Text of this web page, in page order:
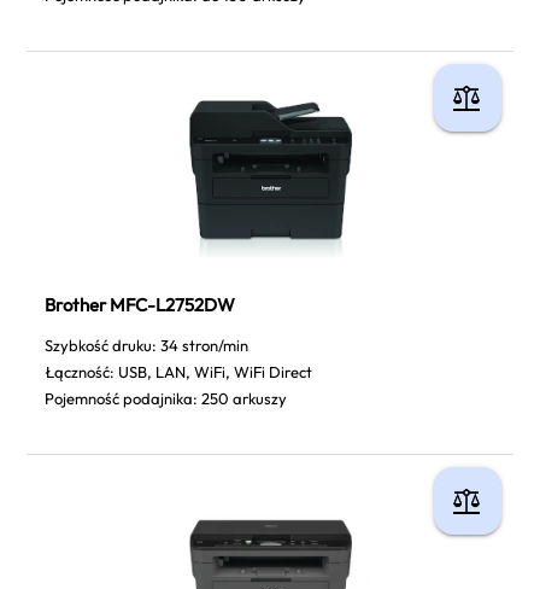
Brother MFC-L2752DW
Szybkość druku: 34 stron/min
Łączność: USB, LAN, WiFi, WiFi Direct
Pojemność podajnika: 250 arkuszy